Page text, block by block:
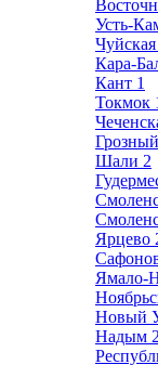
Усть-
Чуйская
Кара-
Кант 1
Токмок
Грозный
Шали 2
Ярцево
Ямало-
Новый
Надым 2